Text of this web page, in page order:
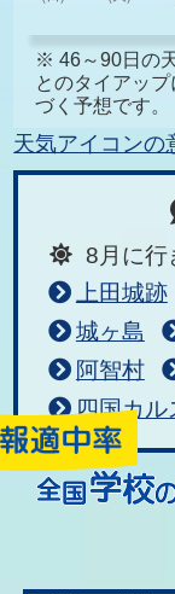
※ 46～90日の
とのタイアッ
づく予想です。
天気アイコンの
8月に行
上田城跡
城ヶ島
阿智村
四国カル